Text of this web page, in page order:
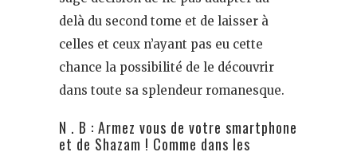
delà du second tome et de laisser à
celles et ceux n’ayant pas eu cette
chance la possibilité de le découvrir
dans toute sa splendeur romanesque.
N . B : Armez vous de votre smartphone
et de Shazam ! Comme dans les